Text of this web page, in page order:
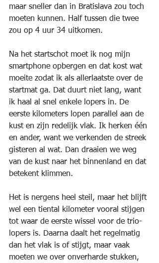
maar sneller dan in Bratislava zou toch
moeten kunnen. Half tussen die twee
zou op 4 uur 34 uitkomen.
Na het startschot moet ik nog mijn
smartphone opbergen en dat kost wat
moeite zodat ik als allerlaatste over de
startmat ga. Dat duurt niet lang, want
ik haal al snel enkele lopers in. De
eerste kilometers lopen parallel aan de
kust en zijn redelijk vlak. Ik herken één
en ander, want we verkenden de streek
gisteren al wat. Dan draaien we weg
van de kust naar het binnenland en dat
betekent klimmen.
Het is nergens heel steil, maar het blijft
wel een tiental kilometer vooral stijgen
tot waar de eerste wissel voor de trio-
lopers is. Daarna daalt het regelmatig
dan het vlak is of stijgt, maar vaak
moeten we over onverharde stukken,